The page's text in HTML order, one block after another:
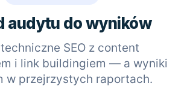
audytu do wyników
SEO z content
i link buildingiem — a wyniki
w przejrzystych raportach.